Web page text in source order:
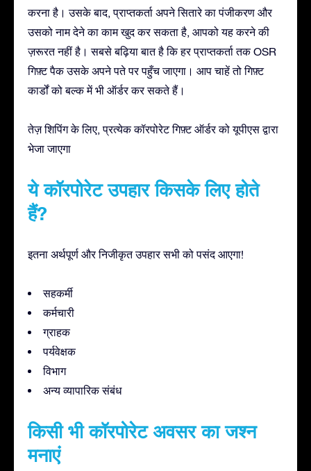
करना है। उसके बाद, प्राप्तकर्ता अपने सितारे का पंजीकरण और
उसको नाम देने का काम खुद कर सकता है, आपको यह करने की
ज़रूरत नहीं है। सबसे बढ़िया बात है कि हर प्राप्तकर्ता तक OSR
गिफ़्ट पैक उसके अपने पते पर पहुँच जाएगा। आप चाहें तो गिफ़्ट
कार्डों को बल्क में भी ऑर्डर कर सकते हैं।
तेज़ शिपिंग के लिए, प्रत्येक कॉरपोरेट गिफ़्ट ऑर्डर को यूपीएस द्वारा
भेजा जाएगा
ये कॉरपोरेट उपहार किसके लिए होते
हैं?
इतना अर्थपूर्ण और निजीकृत उपहार सभी को पसंद आएगा!
सहकर्मी
कर्मचारी
ग्राहक
पर्यवेक्षक
विभाग
अन्य व्यापारिक संबंध
किसी भी कॉरपोरेट अवसर का जश्न
मनाएं